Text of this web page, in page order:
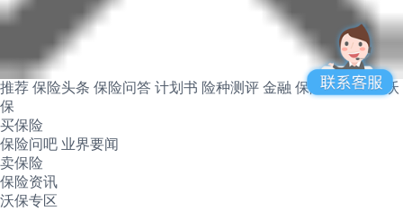
推荐 保险头条 保险问答 计划书 险种测评 金融 保险产品 关于沃
保
买保险
保险问吧 业界要闻
卖保险
保险资讯
沃保专区